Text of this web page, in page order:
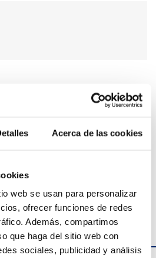
Acerca de las cookies
web se usan para personalizar
ofrecer funciones de redes
Además, compartimos
que haga del sitio web con
sociales, publicidad y análisis
de mis datos y acepto la
o consulta profesional. Ponernos en contacto con
los envíos de información comercial y/o
Legitimación: Consentimiento del interesado.
salvo obligación legal. Derechos: Acceso,
y oposición, así como otros derechos.